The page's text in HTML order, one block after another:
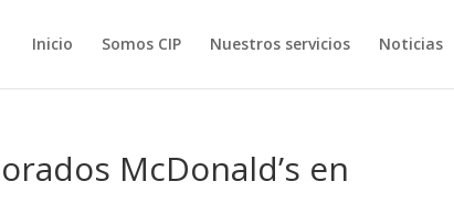
Inicio Somos CIP Nuestros servicios Noticias
McDonald’s en